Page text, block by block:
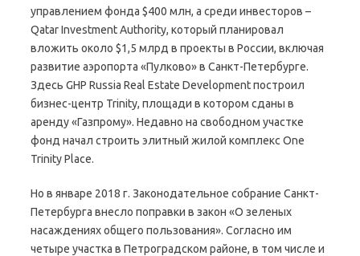
управлением фонда $400 млн, а среди инвесторов –
Qatar Investment Authority, который планировал
вложить около $1,5 млрд в проекты в России, включая
развитие аэропорта «Пулково» в Санкт-Петербурге.
Здесь GHP Russia Real Estate Development построил
бизнес-центр Trinity, площади в котором сданы в
аренду «Газпрому». Недавно на свободном участке
фонд начал строить элитный жилой комплекс One
Trinity Place.
Но в январе 2018 г. Законодательное собрание Санкт-
Петербурга внесло поправки в закон «О зеленых
насаждениях общего пользования». Согласно им
четыре участка в Петроградском районе, в том числе и